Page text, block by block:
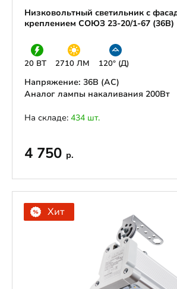
Низковольтный светильник с
креплением СОЮЗ 23-20/1-67 (36В)
20 ВТ 2710 ЛМ 120° (Д)
Напряжение: 36В (АС)
Аналог лампы накаливания 200Вт
На складе: 434 шт.
4 750 р.
Хит